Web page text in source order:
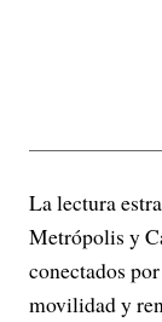
La lectura
Metrópolis y
conectados
movilidad y